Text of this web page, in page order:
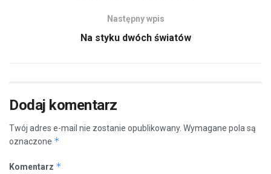
Następny wpis
Na styku dwóch światów
Dodaj komentarz
Twój adres e-mail nie zostanie opublikowany. Wymagane pola są
oznaczone *
Komentarz *